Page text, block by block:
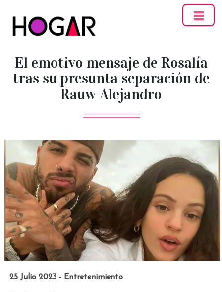
El emotivo mensaje de Rosalía
tras su presunta separación de
Rauw Alejandro
25 Julio 2023 - Entretenimiento